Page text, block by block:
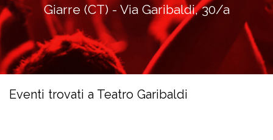
Giarre (CT) - Via Garibaldi, 30/a
Eventi trovati a Teatro Garibaldi